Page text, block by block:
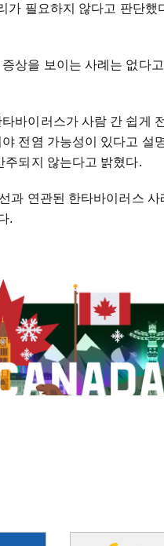
가 필요하지 않다고 판단했
상을 보이는 사례는 없다
바이러스가 사람 간 쉽게
전염 가능성이 있다고 설
주되지 않는다고 밝혔다.
과 연관된 한타바이러스
.